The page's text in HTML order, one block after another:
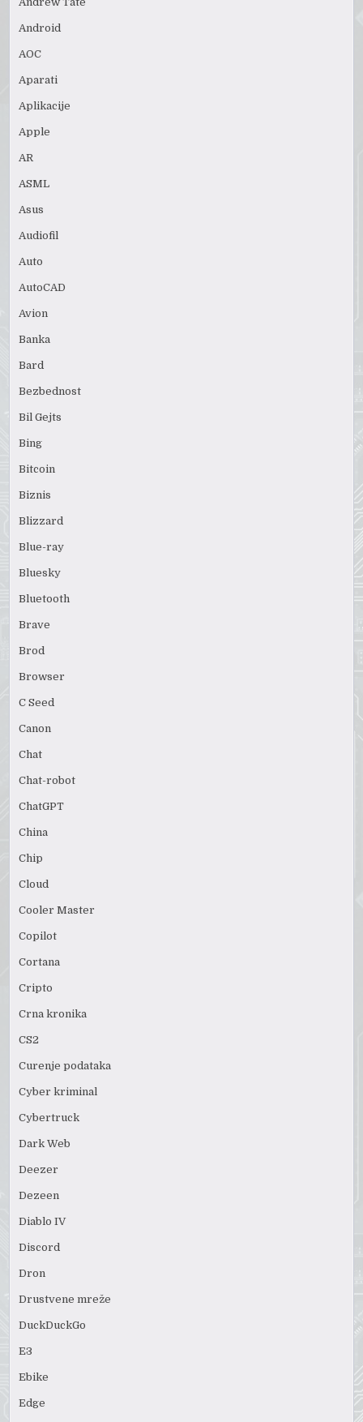
Android
AOC
Aparati
Aplikacije
Apple
AR
ASML
Asus
Audiofil
Auto
AutoCAD
Avion
Banka
Bard
Bezbednost
Bil Gejts
Bing
Bitcoin
Biznis
Blizzard
Blue-ray
Bluesky
Bluetooth
Brave
Brod
Browser
C Seed
Canon
Chat
Chat-robot
ChatGPT
China
Chip
Cloud
Cooler Master
Copilot
Cortana
Cripto
Crna kronika
CS2
Curenje podataka
Cyber kriminal
Cybertruck
Dark Web
Deezer
Dezeen
Diablo IV
Discord
Dron
Drustvene mreže
DuckDuckGo
E3
Ebike
Edge